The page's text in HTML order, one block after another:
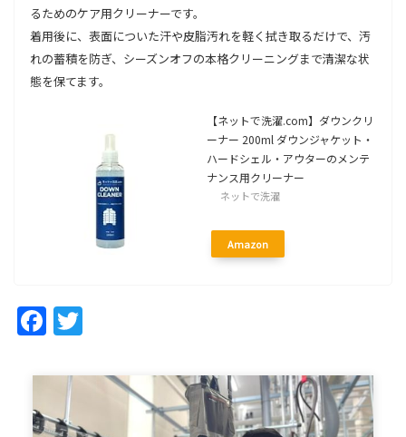
るためのケア用クリーナーです。
着用後に、表面についた汗や皮脂汚れを軽く拭き取るだけで、汚
れの蓄積を防ぎ、シーズンオフの本格クリーニングまで清潔な状
態を保てます。
【ネットで洗濯.com】ダウンクリ
ーナー 200ml ダウンジャケット・
ハードシェル・アウターのメンテ
ナンス用クリーナー
ネットで洗濯
Amazon
Facebook